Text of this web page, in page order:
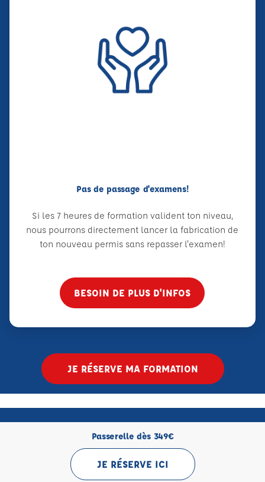
Pas de passage d'examens!
Si les 7 heures de formation valident ton niveau,
nous pourrons directement lancer la fabrication de
ton nouveau permis sans repasser l'examen!
BESOIN DE PLUS D'INFOS
JE RÉSERVE MA FORMATION
Passerelle dès 349€
JE RÉSERVE ICI